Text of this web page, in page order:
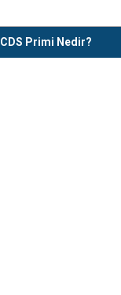
CDS Primi Nedir?